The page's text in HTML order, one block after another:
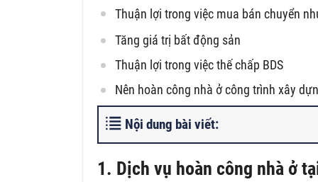
Thuận lợi trong việc mua bán chuyển
Tăng giá trị bất động sản
Thuận lợi trong việc thế chấp BDS
Nên hoàn công nhà ở công trình xây
Nội dung bài viết:
1. Dịch vụ hoàn công nhà ở